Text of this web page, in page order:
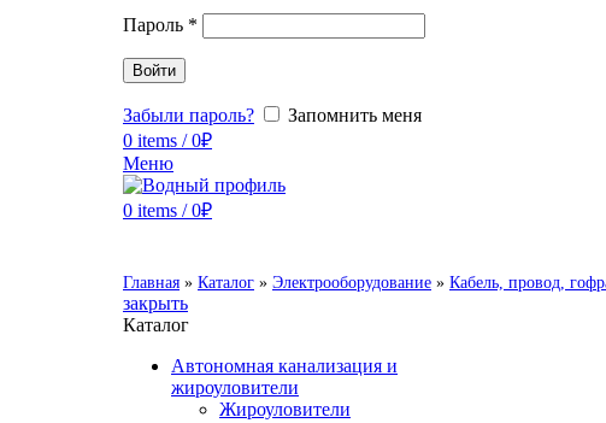
Пароль *
Войти
Забыли пароль?
Запомнить меня
0 items / 0₽
Меню
0 items / 0₽
Главная » Каталог » Электрооборудование » Кабель, провод,
закрыть
Каталог
Автономная канализация и
жироуловители
Жироуловители